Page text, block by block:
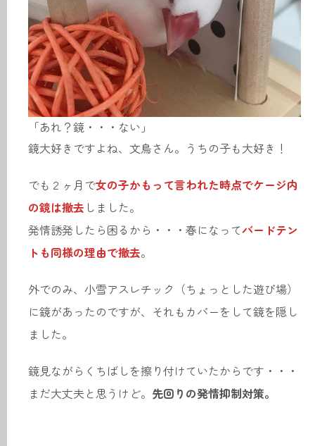
「あれ？鏡・・・ない」
鏡大好きですよね、文鳥さん。うちの子も大好き！
でも２ヶ月で女の子かもって言われた時点でケージ内
の鏡は撤去 しました。
発情誘発したら困るから・・・春になってバードテン
トも同様の理由で撤去。
外でのみ、小雪アスレチック（ちょっとした遊び場）
に鏡があったのですが、それもカバーをして鏡を隠し
ました。
鏡見ながらくちばしを擦り付けていたからです・・・
まだ大丈夫と思うけど。 先回りの発情抑制対策。